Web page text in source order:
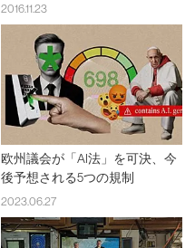
2016.11.23
欧州議会が「AI法」を可決、今
後予想される5つの規制
2023.06.27